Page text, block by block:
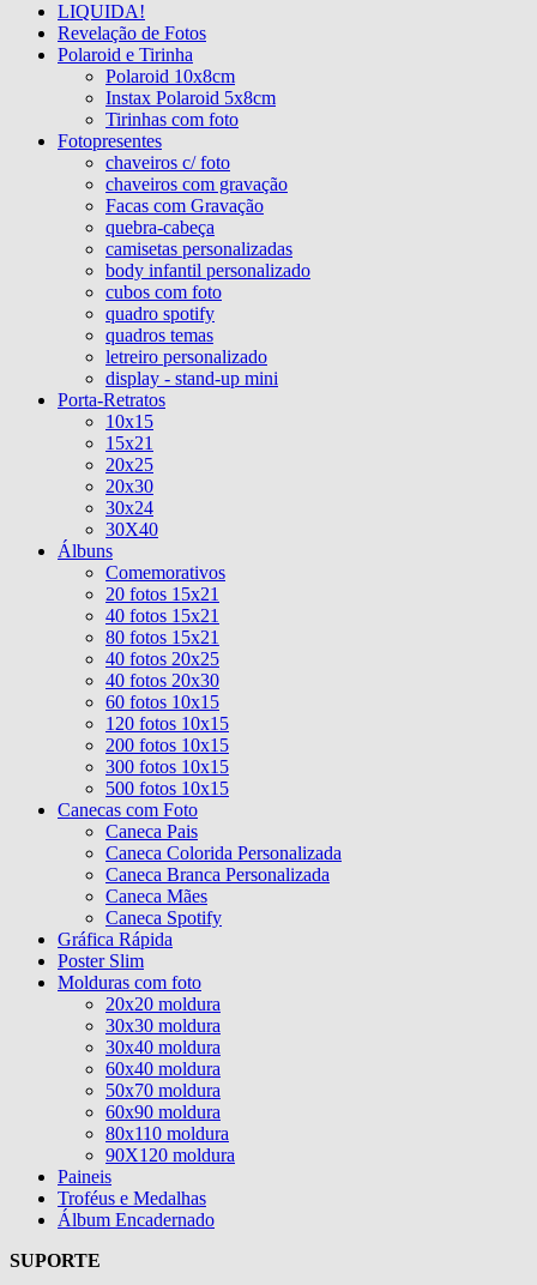
LIQUIDA!
Revelação de Fotos
Polaroid e Tirinha
Polaroid 10x8cm
Instax Polaroid 5x8cm
Tirinhas com foto
Fotopresentes
chaveiros c/ foto
chaveiros com gravação
Facas com Gravação
quebra-cabeça
camisetas personalizadas
body infantil personalizado
cubos com foto
quadro spotify
quadros temas
letreiro personalizado
display - stand-up mini
Porta-Retratos
10x15
15x21
20x25
20x30
30x24
30X40
Álbuns
Comemorativos
20 fotos 15x21
40 fotos 15x21
80 fotos 15x21
40 fotos 20x25
40 fotos 20x30
60 fotos 10x15
120 fotos 10x15
200 fotos 10x15
300 fotos 10x15
500 fotos 10x15
Canecas com Foto
Caneca Pais
Caneca Colorida Personalizada
Caneca Branca Personalizada
Caneca Mães
Caneca Spotify
Gráfica Rápida
Poster Slim
Molduras com foto
20x20 moldura
30x30 moldura
30x40 moldura
60x40 moldura
50x70 moldura
60x90 moldura
80x110 moldura
90X120 moldura
Paineis
Troféus e Medalhas
Álbum Encadernado
SUPORTE